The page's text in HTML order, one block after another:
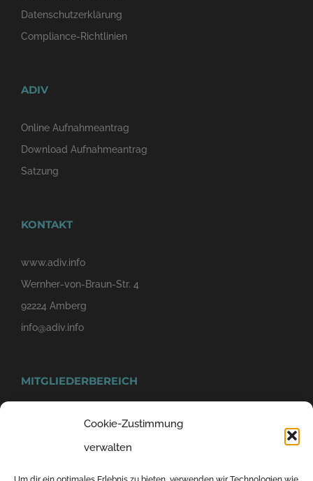
Cookie-Zustimmung
verwalten
Datenschutzerklärung
Compliance-Richtlinien
ADIV
Online Aufnahmeantrag
Download Aufnahmeantrag
Satzung
KONTAKT
www.adiv.info
Wernher-von-Braun-Str. 4
92224 Amberg
info@adiv.info
MITGLIEDERBEREICH